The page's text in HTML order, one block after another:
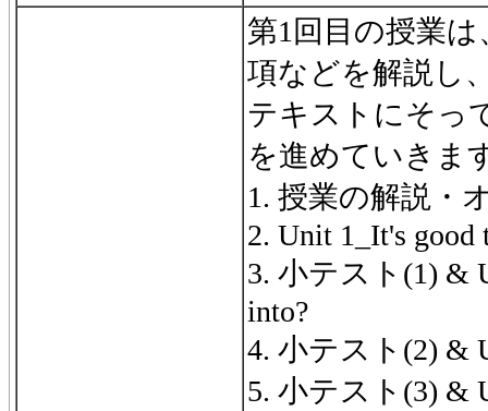
第1回目の授業
項などを解説し
テキストにそっ
を進めていきま
1. 授業の解説・
2. Unit 1_It's good
3. 小テスト(1) &
into?
4. 小テスト(2) &
5. 小テスト(3) &